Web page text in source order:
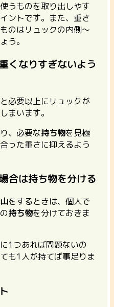
うものを取り出しやす
ントです。また、重さ
のはリュックの内側～
う。
くなりすぎないよう
必要以上にリュックが
まいます。
、必要な持ち物を見極
った重さに抑えるよう
合は持ち物を分ける
をするときは、個人で
持ち物を分けておきま
1つあれば問題ないの
も1人が持てば事足りま